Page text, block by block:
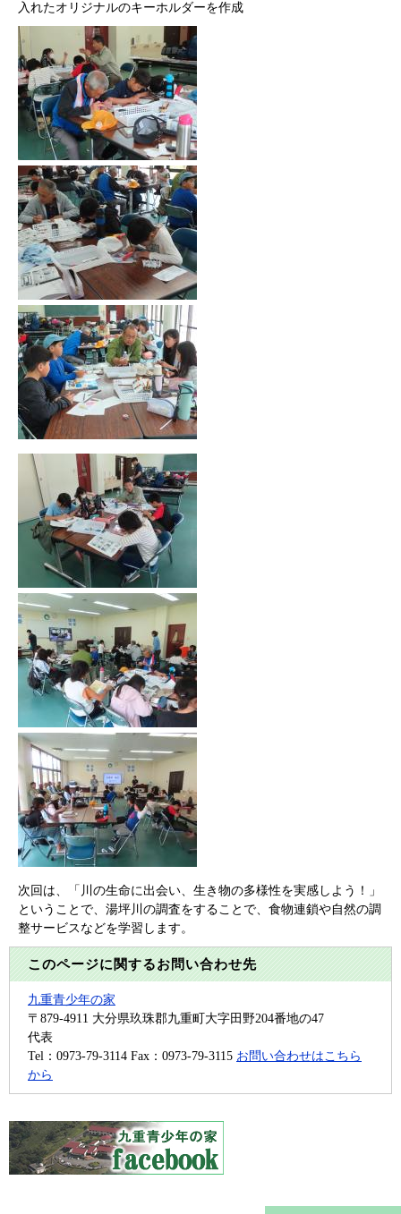
入れたオリジナルのキーホルダーを作成
次回は、「川の生命に出会い、生き物の多様性を実感しよう！」
ということで、湯坪川の調査をすることで、食物連鎖や自然の調
整サービスなどを学習します。
このページに関するお問い合わせ先
九重青少年の家
〒879-4911 大分県玖珠郡九重町大字田野204番地の47
代表
Tel：0973-79-3114 Fax：0973-79-3115 お問い合わせはこちら
から